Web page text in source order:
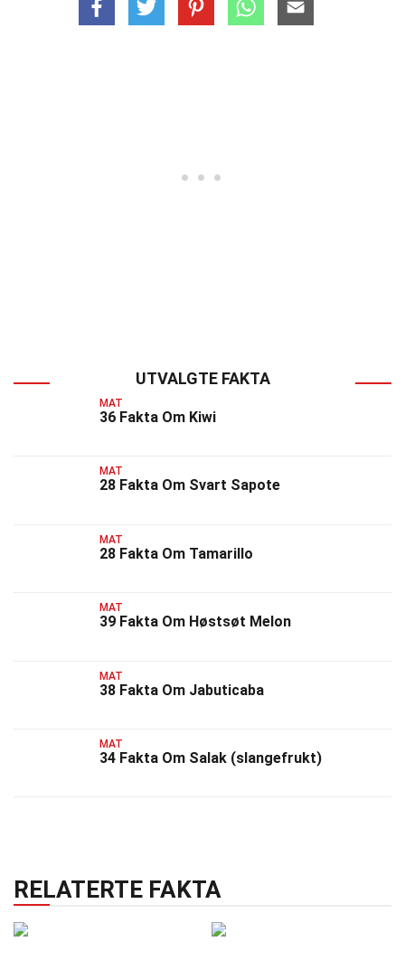
UTVALGTE FAKTA
MAT
36 Fakta Om Kiwi
MAT
28 Fakta Om Svart Sapote
MAT
28 Fakta Om Tamarillo
MAT
39 Fakta Om Høstsøt Melon
MAT
38 Fakta Om Jabuticaba
MAT
34 Fakta Om Salak (slangefrukt)
RELATERTE FAKTA